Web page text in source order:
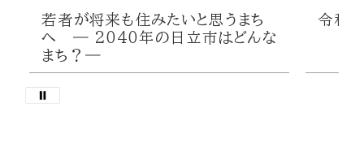
若者が将来も住みたいと思うまち
へ ― 2040年の日立市はどんな
まち？―
令和7